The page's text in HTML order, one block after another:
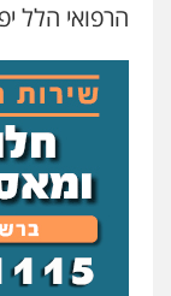
הרפואי הלל